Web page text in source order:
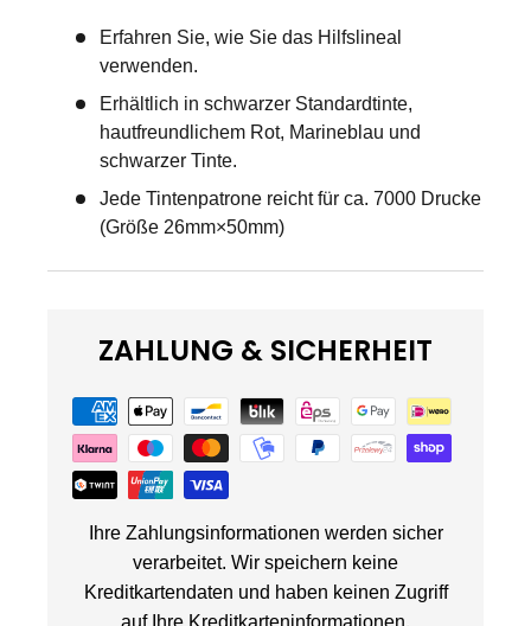
Erfahren Sie, wie Sie das Hilfslineal
verwenden.
Erhältlich in schwarzer Standardtinte,
hautfreundlichem Rot, Marineblau und
schwarzer Tinte.
Jede Tintenpatrone reicht für ca. 7000 Drucke
(Größe 26mm×50mm)
ZAHLUNG & SICHERHEIT
Ihre Zahlungsinformationen werden sicher
verarbeitet. Wir speichern keine
Kreditkartendaten und haben keinen Zugriff
auf Ihre Kreditkarteninformationen.